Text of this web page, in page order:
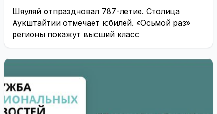
Шяуляй отпраздновал 787-летие. Столица
Аукштайтии отмечает юбилей. «Осьмой раз»
регионы покажут высший класс